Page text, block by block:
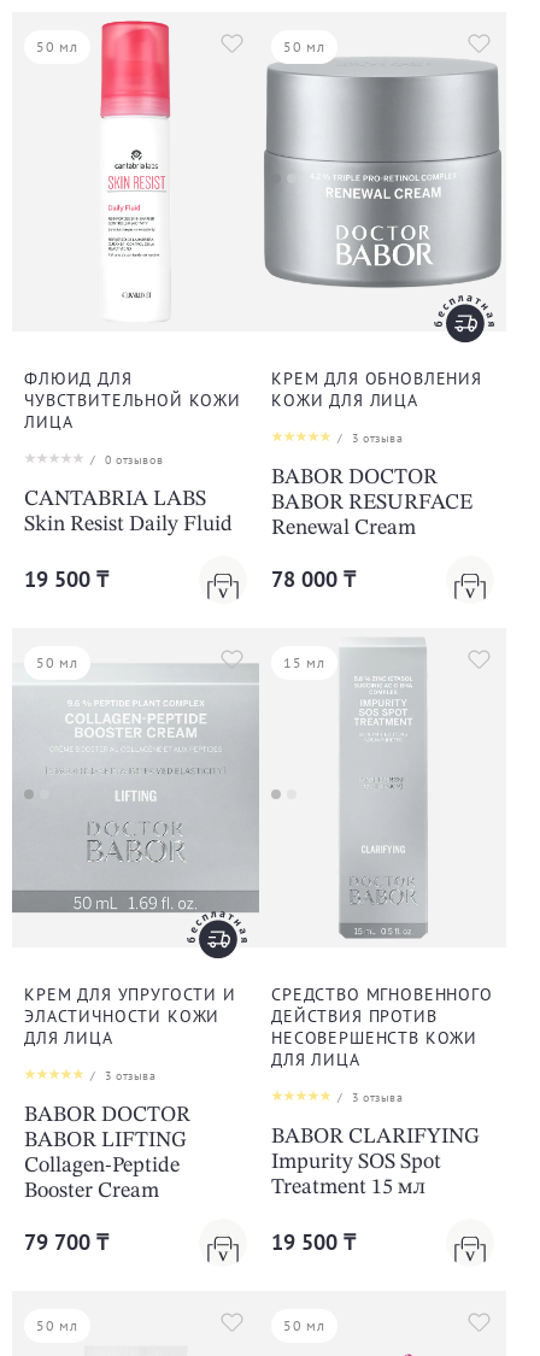
50 мл
ФЛЮИД ДЛЯ
ЧУВСТВИТЕЛЬНОЙ КОЖИ
ЛИЦА
/ 0 отзывов
CANTABRIA LABS
Skin Resist Daily Fluid
19 500 ₸
50 мл
КРЕМ ДЛЯ ОБНОВЛЕНИЯ
КОЖИ ДЛЯ ЛИЦА
/ 3 отзыва
BABOR DOCTOR
BABOR RESURFACE
Renewal Cream
78 000 ₸
50 мл
КРЕМ ДЛЯ УПРУГОСТИ И
ЭЛАСТИЧНОСТИ КОЖИ
ДЛЯ ЛИЦА
/ 3 отзыва
BABOR DOCTOR
BABOR LIFTING
Collagen-Peptide
Booster Cream
79 700 ₸
15 мл
СРЕДСТВО МГНОВЕННОГО
ДЕЙСТВИЯ ПРОТИВ
НЕСОВЕРШЕНСТВ КОЖИ
ДЛЯ ЛИЦА
/ 3 отзыва
BABOR CLARIFYING
Impurity SOS Spot
Treatment 15 мл
19 500 ₸
50 мл 50 мл